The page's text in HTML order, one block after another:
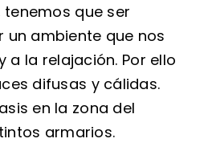
que ser
un ambiente que nos
a la relajación. Por ello
difusas y cálidas.
en la zona del
armarios.